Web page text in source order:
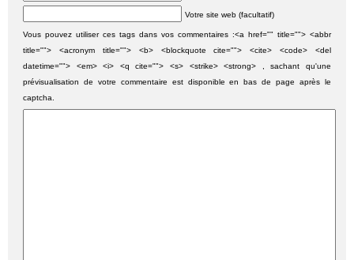
Votre site web (facultatif)
Vous pouvez utiliser ces tags dans vos commentaires :<a href="" title=""> <abbr
title=""> <acronym title=""> <b> <blockquote cite=""> <cite> <code> <del
datetime=""> <em> <i> <q cite=""> <s> <strike> <strong> , sachant qu'une
prévisualisation de votre commentaire est disponible en bas de page après le
captcha.